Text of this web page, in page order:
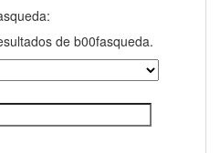
de b00fasqueda.